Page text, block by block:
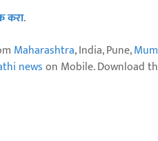
करा.
Maharashtra, India, Pune,
newson Mobile. Download